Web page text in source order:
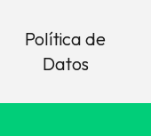
Política de
Datos